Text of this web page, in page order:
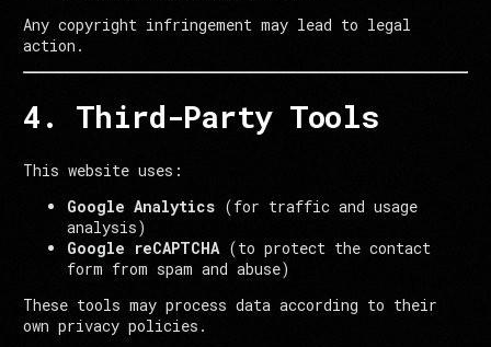
Any copyright infringement may lead to legal
action.
4. Third-Party Tools
This website uses:
Google Analytics(for traffic and usage
analysis)
Google reCAPTCHA(to protect the contact
form from spam and abuse)
These tools may process data according to their
own privacy policies.